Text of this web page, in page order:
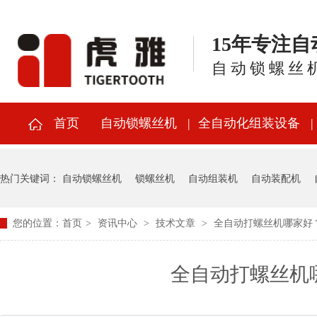
15年专注
自动锁螺丝
首页 自动锁螺丝机 全自动化组装设备
热门关键词： 自动锁螺丝机 锁螺丝机 自动组装机 自动装配机
您的位置： 首页 > 资讯中心 > 技术文章 > 全自动打螺丝机哪家好
全自动打螺丝